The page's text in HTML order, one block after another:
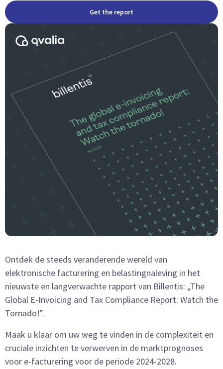
Ontdek de steeds veranderende wereld van
elektronische facturering en belastingnaleving in het
nieuwste en langverwachte rapport van Billentis: „The
Global E-Invoicing and Tax Compliance Report: Watch the
Tornado!”.
Maak u klaar om uw weg te vinden in de complexiteit en
cruciale inzichten te verwerven in de marktprognoses
voor e-facturering voor de periode 2024-2028.